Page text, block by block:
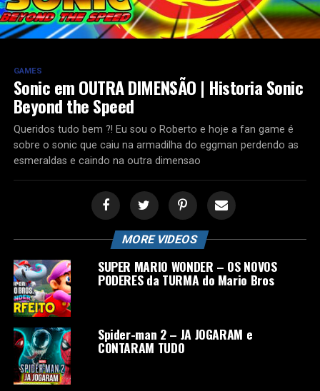
GAMES
Sonic em OUTRA DIMENSÃO | Historia Sonic
Beyond the Speed
Queridos tudo bem ?! Eu sou o Roberto e hoje a fan game é
sobre o sonic que caiu na armadilha do eggman perdendo as
esmeraldas e caindo na outra dimensao
MORE VIDEOS
SUPER MARIO WONDER – OS NOVOS
PODERES da TURMA do Mario Bros
Spider-man 2 – JA JOGARAM e
CONTARAM TUDO